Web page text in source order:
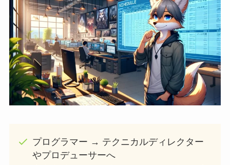
プログラマー → テクニカルディレクター
やプロデューサーへ